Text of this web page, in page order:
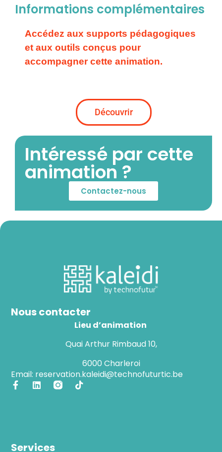
Intéressé par cette
animation ?
Contactez-nous
Informations complémentaires
Accédez aux supports pédagogiques
et aux outils conçus pour
accompagner cette animation.
Découvrir
Services
Nous contacter
Lieu d’animation
Quai Arthur Rimbaud 10,
6000 Charleroi
Email: reservation.kaleidi@technofuturtic.be